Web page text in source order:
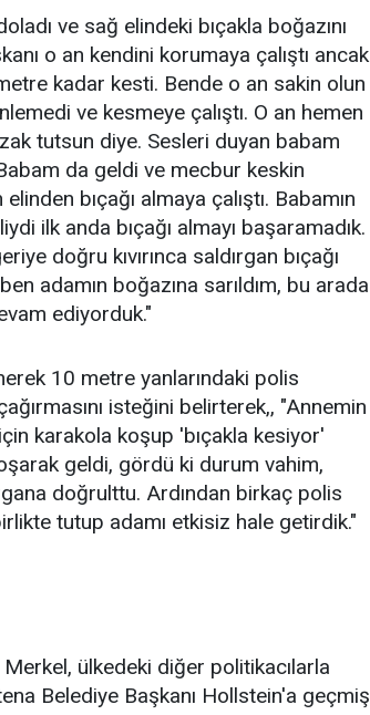
ve sağ elindeki bıçakla boğazını
o an kendini korumaya çalıştı ancak
kadar kesti. Bende o an sakin olun
ve kesmeye çalıştı. O an hemen
tutsun diye. Sesleri duyan babam
da geldi ve mecbur keskin
bıçağı almaya çalıştı. Babamın
ilk anda bıçağı almayı başaramadık.
doğru kıvırınca saldırgan bıçağı
adamın boğazına sarıldım, bu arada
ediyorduk."
10 metre yanlarındaki polis
isteğini belirterek,, "Annemin
karakola koşup 'bıçakla kesiyor'
geldi, gördü ki durum vahim,
doğrulttu. Ardından birkaç polis
tutup adamı etkisiz hale getirdik."
ülkedeki diğer politikacılarla
Belediye Başkanı Hollstein'a geçmiş